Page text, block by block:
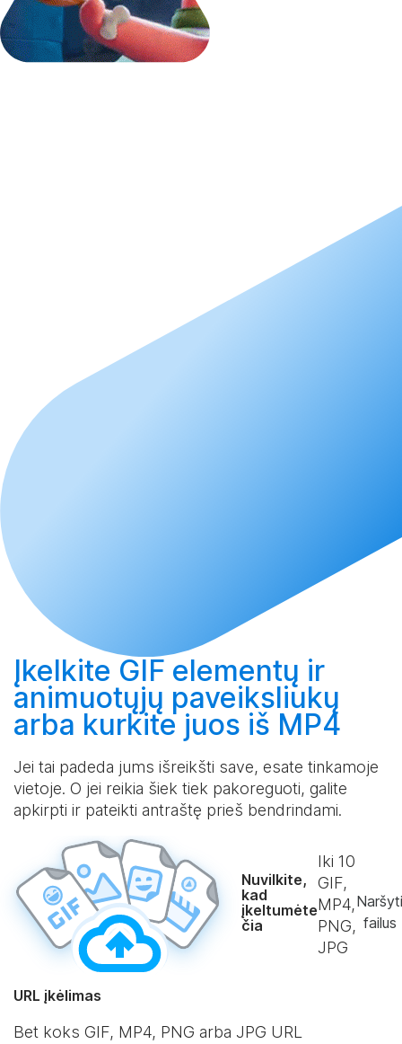
Įkelkite GIF elementų ir
animuotųjų paveiksliukų
arba kurkite juos iš MP4
Jei tai padeda jums išreikšti save, esate tinkamoje
vietoje. O jei reikia šiek tiek pakoreguoti, galite
apkirpti ir pateikti antraštę prieš bendrindami.
Nuvilkite,
kad
įkeltumėte
čia
Iki 10
GIF,
MP4,
PNG,
JPG
Naršyti
failus
URL įkėlimas
Bet koks GIF, MP4, PNG arba JPG URL